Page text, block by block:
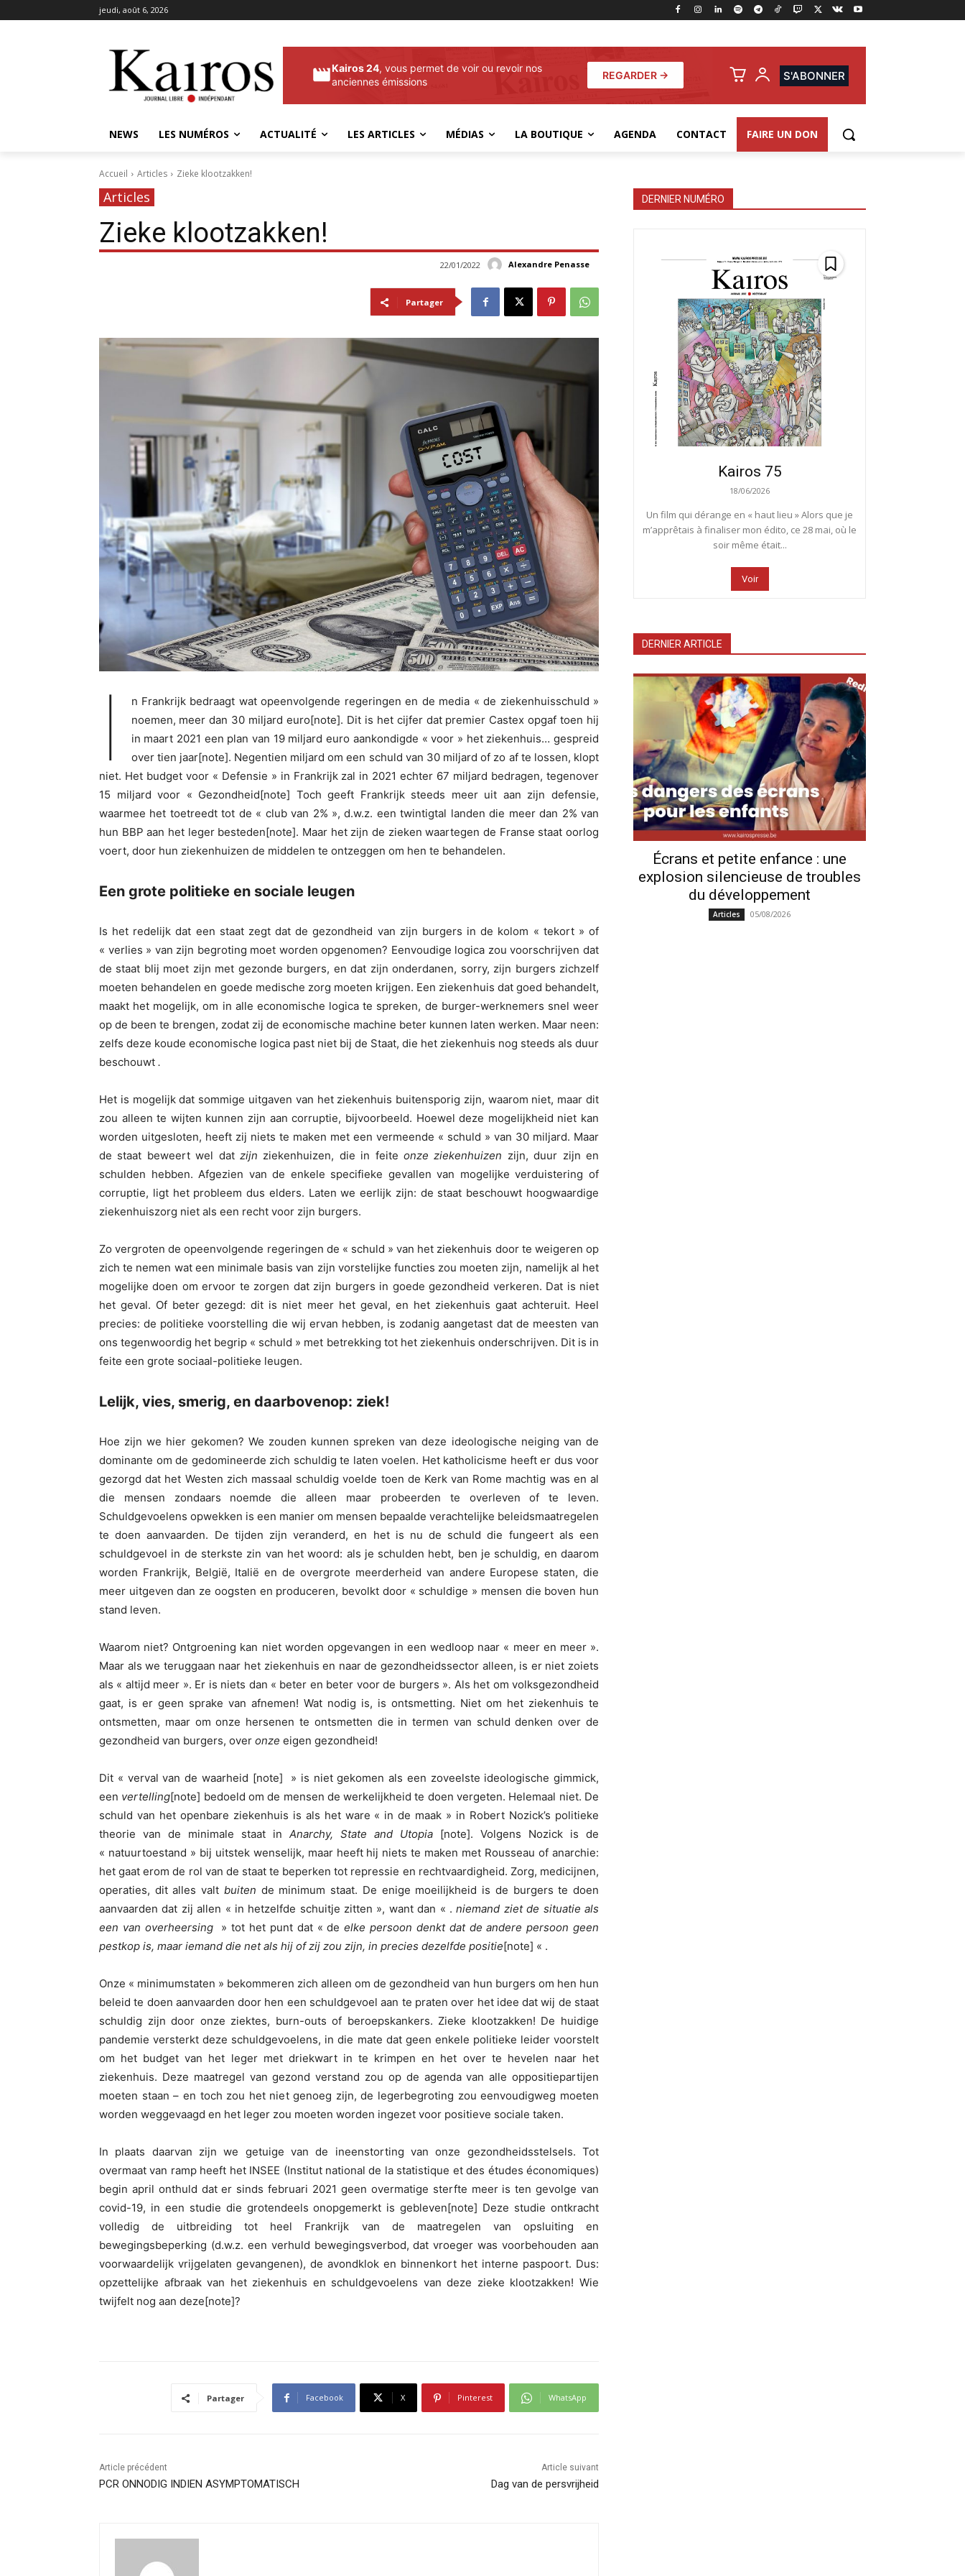
jeudi, août 6, 2026
Kairos 24, vous permet de voir ou revoir nos
anciennes émissions
REGARDER → S'ABONNER
NEWS LES NUMÉROS ACTUALITÉ LES ARTICLES MÉDIAS LA BOUTIQUE AGENDA CONTACT FAIRE UN DON
Accueil Articles Zieke klootzakken!
Articles
Zieke klootzakken!
Alexandre Penasse
22/01/2022
Partager
I
n Frankrijk bedraagt wat opeenvolgende regeringen en de media « de ziekenhuisschuld »
noemen, meer dan 30 miljard euro[note]. Dit is het cijfer dat premier Castex opgaf toen hij
in maart 2021 een plan van 19 miljard euro aankondigde « voor » het ziekenhuis… gespreid
over tien jaar[note]. Negentien miljard om een schuld van 30 miljard of zo af te lossen, klopt
niet. Het budget voor « Defensie » in Frankrijk zal in 2021 echter 67 miljard bedragen, tegenover
15 miljard voor « Gezondheid[note] Toch geeft Frankrijk steeds meer uit aan zijn defensie,
waarmee het toetreedt tot de « club van 2% », d.w.z. een twintigtal landen die meer dan 2% van
hun BBP aan het leger besteden[note]. Maar het zijn de zieken waartegen de Franse staat oorlog
voert, door hun ziekenhuizen de middelen te ontzeggen om hen te behandelen.
Een grote politieke en sociale leugen
Is het redelijk dat een staat zegt dat de gezondheid van zijn burgers in de kolom « tekort » of
« verlies » van zijn begroting moet worden opgenomen? Eenvoudige logica zou voorschrijven dat
de staat blij moet zijn met gezonde burgers, en dat zijn onderdanen, sorry, zijn burgers zichzelf
moeten behandelen en goede medische zorg moeten krijgen. Een ziekenhuis dat goed behandelt,
maakt het mogelijk, om in alle economische logica te spreken, de burger-werknemers snel weer
op de been te brengen, zodat zij de economische machine beter kunnen laten werken. Maar neen:
zelfs deze koude economische logica past niet bij de Staat, die het ziekenhuis nog steeds als duur
beschouwt .
Het is mogelijk dat sommige uitgaven van het ziekenhuis buitensporig zijn, waarom niet, maar dit
zou alleen te wijten kunnen zijn aan corruptie, bijvoorbeeld. Hoewel deze mogelijkheid niet kan
worden uitgesloten, heeft zij niets te maken met een vermeende « schuld » van 30 miljard. Maar
de staat beweert wel dat zijn ziekenhuizen, die in feite onze ziekenhuizen zijn, duur zijn en
schulden hebben. Afgezien van de enkele specifieke gevallen van mogelijke verduistering of
corruptie, ligt het probleem dus elders. Laten we eerlijk zijn: de staat beschouwt hoogwaardige
ziekenhuiszorg niet als een recht voor zijn burgers.
Zo vergroten de opeenvolgende regeringen de « schuld » van het ziekenhuis door te weigeren op
zich te nemen wat een minimale basis van zijn vorstelijke functies zou moeten zijn, namelijk al het
mogelijke doen om ervoor te zorgen dat zijn burgers in goede gezondheid verkeren. Dat is niet
het geval. Of beter gezegd: dit is niet meer het geval, en het ziekenhuis gaat achteruit. Heel
precies: de politieke voorstelling die wij ervan hebben, is zodanig aangetast dat de meesten van
ons tegenwoordig het begrip « schuld » met betrekking tot het ziekenhuis onderschrijven. Dit is in
feite een grote sociaal-politieke leugen.
Lelijk, vies, smerig, en daarbovenop: ziek!
Hoe zijn we hier gekomen? We zouden kunnen spreken van deze ideologische neiging van de
dominante om de gedomineerde zich schuldig te laten voelen. Het katholicisme heeft er dus voor
gezorgd dat het Westen zich massaal schuldig voelde toen de Kerk van Rome machtig was en al
die mensen zondaars noemde die alleen maar probeerden te overleven of te leven.
Schuldgevoelens opwekken is een manier om mensen bepaalde verachtelijke beleidsmaatregelen
te doen aanvaarden. De tijden zijn veranderd, en het is nu de schuld die fungeert als een
schuldgevoel in de sterkste zin van het woord: als je schulden hebt, ben je schuldig, en daarom
worden Frankrijk, België, Italië en de overgrote meerderheid van andere Europese staten, die
meer uitgeven dan ze oogsten en produceren, bevolkt door « schuldige » mensen die boven hun
stand leven.
Waarom niet? Ontgroening kan niet worden opgevangen in een wedloop naar « meer en meer ».
Maar als we teruggaan naar het ziekenhuis en naar de gezondheidssector alleen, is er niet zoiets
als « altijd meer ». Er is niets dan « beter en beter voor de burgers ». Als het om volksgezondheid
gaat, is er geen sprake van afnemen! Wat nodig is, is ontsmetting. Niet om het ziekenhuis te
ontsmetten, maar om onze hersenen te ontsmetten die in termen van schuld denken over de
gezondheid van burgers, over onze eigen gezondheid!
Dit « verval van de waarheid [note] » is niet gekomen als een zoveelste ideologische gimmick,
een vertelling[note] bedoeld om de mensen de werkelijkheid te doen vergeten. Helemaal niet. De
schuld van het openbare ziekenhuis is als het ware « in de maak » in Robert Nozick’s politieke
theorie van de minimale staat in Anarchy, State and Utopia [note]. Volgens Nozick is de
« natuurtoestand » bij uitstek wenselijk, maar heeft hij niets te maken met Rousseau of anarchie:
het gaat erom de rol van de staat te beperken tot repressie en rechtvaardigheid. Zorg, medicijnen,
operaties, dit alles valt buiten de minimum staat. De enige moeilijkheid is de burgers te doen
aanvaarden dat zij allen « in hetzelfde schuitje zitten », want dan « .niemand ziet de situatie als
een van overheersing» tot het punt dat « deelke persoon denkt dat de andere persoon geen
pestkop is, maar iemand die net als hij of zij zou zijn, in precies dezelfde positie[note] « .
Onze « minimumstaten » bekommeren zich alleen om de gezondheid van hun burgers om hen hun
beleid te doen aanvaarden door hen een schuldgevoel aan te praten over het idee dat wij de staat
schuldig zijn door onze ziektes, burn-outs of beroepskankers. Zieke klootzakken! De huidige
pandemie versterkt deze schuldgevoelens, in die mate dat geen enkele politieke leider voorstelt
om het budget van het leger met driekwart in te krimpen en het over te hevelen naar het
ziekenhuis. Deze maatregel van gezond verstand zou op de agenda van alle oppositiepartijen
moeten staan – en toch zou het niet genoeg zijn, de legerbegroting zou eenvoudigweg moeten
worden weggevaagd en het leger zou moeten worden ingezet voor positieve sociale taken.
In plaats daarvan zijn we getuige van de ineenstorting van onze gezondheidsstelsels. Tot
overmaat van ramp heeft het INSEE (Institut national de la statistique et des études économiques)
begin april onthuld dat er sinds februari 2021 geen overmatige sterfte meer is ten gevolge van
covid-19, in een studie die grotendeels onopgemerkt is gebleven[note] Deze studie ontkracht
volledig de uitbreiding tot heel Frankrijk van de maatregelen van opsluiting en
bewegingsbeperking (d.w.z. een verhuld bewegingsverbod, dat vroeger was voorbehouden aan
voorwaardelijk vrijgelaten gevangenen), de avondklok en binnenkort het interne paspoort. Dus:
opzettelijke afbraak van het ziekenhuis en schuldgevoelens van deze zieke klootzakken! Wie
twijfelt nog aan deze[note]?
Partager Facebook X Pinterest WhatsApp
Article précédent
PCR ONNODIG INDIEN ASYMPTOMATISCH
Article suivant
Dag van de persvrijheid
DERNIER NUMÉRO
Kairos 75
18/06/2026
Un film qui dérange en « haut lieu » Alors que je
m’apprêtais à finaliser mon édito, ce 28 mai, où le
soir même était...
Voir
DERNIER ARTICLE
Écrans et petite enfance : une
explosion silencieuse de troubles
du développement
Articles 05/08/2026